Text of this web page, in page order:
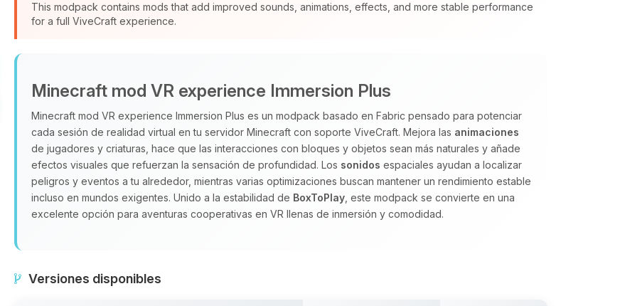
This modpack contains mods that add improved sounds, animations, effects, and more stable performance
for a full ViveCraft experience.
Minecraft mod VR experience Immersion Plus
Minecraft mod VR experience Immersion Plus es un modpack basado en Fabric pensado para potenciar
cada sesión de realidad virtual en tu servidor Minecraft con soporte ViveCraft. Mejora las animaciones
de jugadores y criaturas, hace que las interacciones con bloques y objetos sean más naturales y añade
efectos visuales que refuerzan la sensación de profundidad. Los sonidos espaciales ayudan a localizar
peligros y eventos a tu alrededor, mientras varias optimizaciones buscan mantener un rendimiento estable
incluso en mundos exigentes. Unido a la estabilidad de BoxToPlay , este modpack se convierte en una
excelente opción para aventuras cooperativas en VR llenas de inmersión y comodidad.
Versiones disponibles